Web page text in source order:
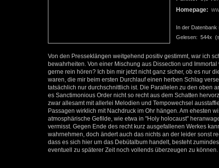
Homepage:
In der Datenbank
Gelesen: 544x
Von den Presseklängen weitgehend positiv gestimmt, war ich
bewahrheiten. Von einer Mischung aus Dissection und
gerne rein hören? Ich bin mir jetzt nicht ganz sicher, ob es nur
waren, die mir beim ersten Durchlauf einen herben Schlag
tatsächlich nur durchschnittlich ist. Die Parallelen zu den oben
es Sanctimonious Order nicht so recht aus dem Schatten
zwar allesamt mit allerlei Melodien und Tempowechsel
Passagen wirklich mit Nachdruck im Ohr hängen. Am ehesten
atmosphärische Gefilde, wie etwa in "Holy holocaust"
vermisst. Gegen Ende des recht kurz ausgefallenen Werkes
wahrnehmen, doch ändert auch das nichts an der leider sonst
dass es sich hier um das Debütalbum handelt, besteht
eventuell zu späterer Zeit noch vollends überzeugen zu können.